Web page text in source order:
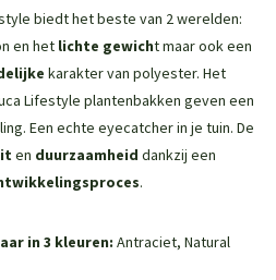
biedt het beste van 2 werelden:
en het lichte gewicht maar ook een
karakter van polyester. Het
Lifestyle plantenbakken geven een
Een echte eyecatcher in je tuin. De
en duurzaamheid dankzij een
.
in 3 kleuren: Antraciet, Natural